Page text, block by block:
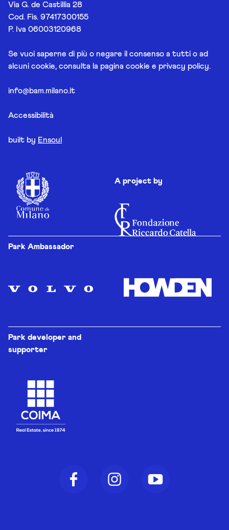
Via G. de Castillia 28
Cod. Fis. 97417300155
P. Iva 06003120968
Se vuoi saperne di più o negare il consenso a tutti o ad
alcuni cookie, consulta la pagina cookie e privacy policy.
info@bam.milano.it
Accessibilità
built by Ensoul
A project by
Park Ambassador
Park developer and
supporter